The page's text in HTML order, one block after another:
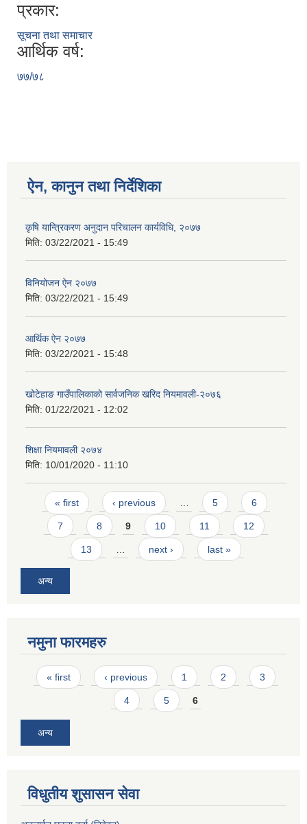
प्रकार:
सूचना तथा समाचार
आर्थिक वर्ष:
७७/७८
ऐन, कानुन तथा निर्देशिका
कृषि यान्त्रिकरण अनुदान परिचालन कार्यविधि, २०७७
मिति: 03/22/2021 - 15:49
विनियोजन ऐन २०७७
मिति: 03/22/2021 - 15:49
आर्थिक ऐन २०७७
मिति: 03/22/2021 - 15:48
खोटेहाङ गाउँपालिकाको सार्वजनिक खरिद नियमावली-२०७६
मिति: 01/22/2021 - 12:02
शिक्षा नियमावली २०७४
मिति: 10/01/2020 - 11:10
Pages
« first ‹ previous 5 6
7 8 9 10 11 12
13 next › last »
अन्य
नमुना फारमहरु
Pages
« first ‹ previous 1 2 3
4 5 6
अन्य
विधुतीय शुसासन सेवा